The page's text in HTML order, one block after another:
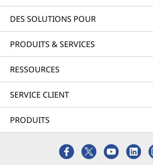
DES SOLUTIONS POUR
PRODUITS & SERVICES
RESSOURCES
SERVICE CLIENT
PRODUITS